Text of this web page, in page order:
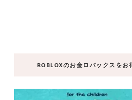
ROBLOXのお金ロバックスをお